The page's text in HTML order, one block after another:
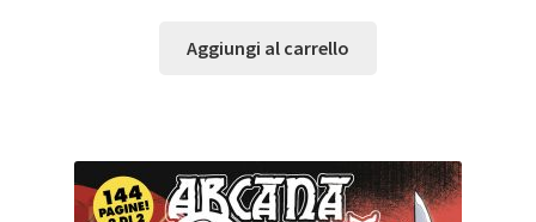
Aggiungi al carrello